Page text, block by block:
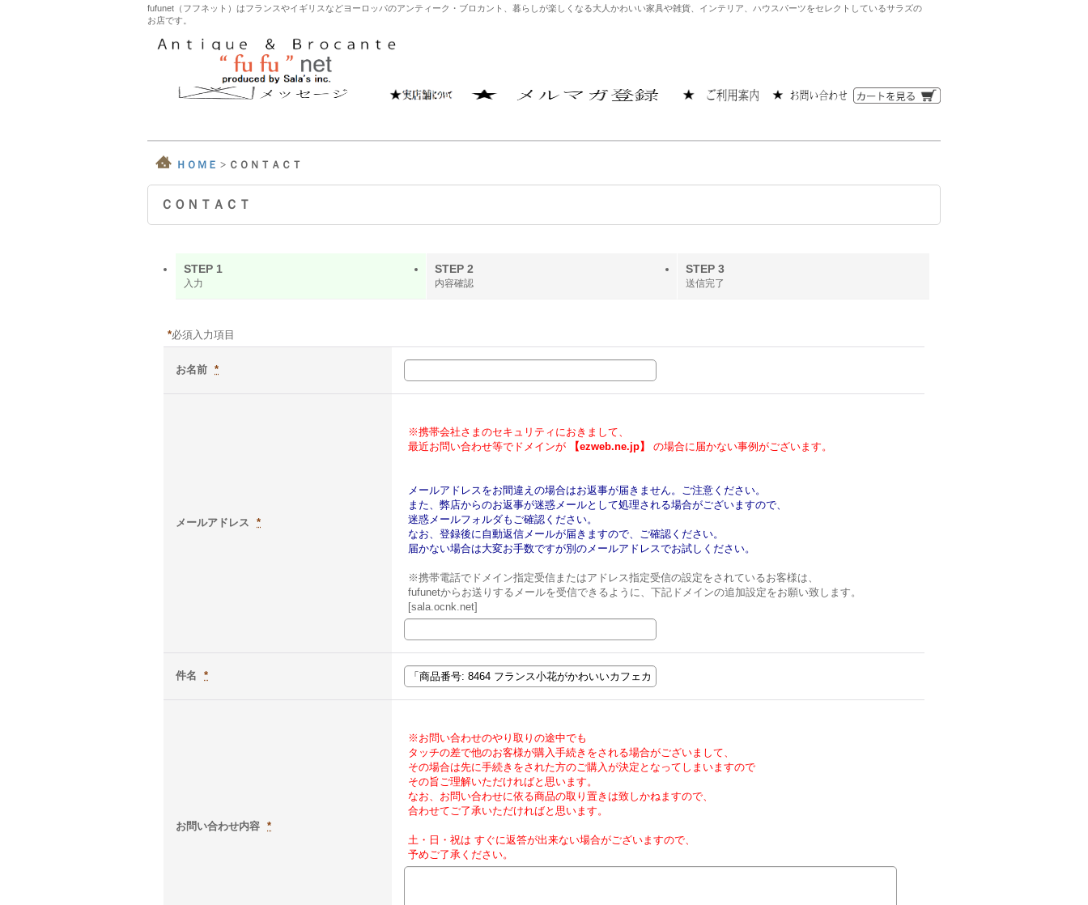
fufunet（フフネット）はフランスやイギリスなどヨーロッパのアンティーク・ブロカント、暮らしが楽しくなる大人かわいい家具や雑貨、インテリア、ハウスパーツをセレクトしているサラズの
お店です。
ＨＯＭＥ > ＣＯＮＴＡＣＴ
ＣＯＮＴＡＣＴ
STEP 1
入力
STEP 2
内容確認
STEP 3
送信完了
*必須入力項目
お名前 *
メールアドレス *
※携帯会社さまのセキュリティにおきまして、
最近お問い合わせ等でドメインが
【ezweb.ne.jp】 の場合に届かない事例がございます。
メールアドレスをお間違えの場合はお返事が届きません。ご注意ください。
また、弊店からのお返事が迷惑メールとして処理される場合がございますので、
迷惑メールフォルダもご確認ください。
なお、登録後に自動返信メールが届きますので、ご確認ください。
届かない場合は大変お手数ですが別のメールアドレスでお試しください。
※携帯電話でドメイン指定受信またはアドレス指定受信の設定をされているお客様は、
fufunetからお送りするメールを受信できるように、下記ドメインの追加設定をお願い致します。
[sala.ocnk.net]
件名 *
お問い合わせ内容 *
※お問い合わせのやり取りの途中でも
タッチの差で他のお客様が購入手続きをされる場合がございまして、
その場合は先に手続きをされた方のご購入が決定となってしまいますので
その旨ご理解いただければと思います。
なお、お問い合わせに依る商品の取り置きは致しかねますので、
合わせてご了承いただければと思います。
土・日・祝は すぐに返答が出来ない場合がございますので、
予めご了承ください。